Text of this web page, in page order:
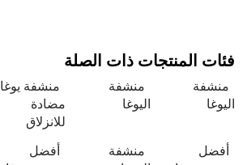
فئات المنتجات ذات الصلة
منشفة
اليوغا
منشفة
اليوغا
منشفة يوغا
مضادة
للانزلاق
أفضل
منشفة
أفضل